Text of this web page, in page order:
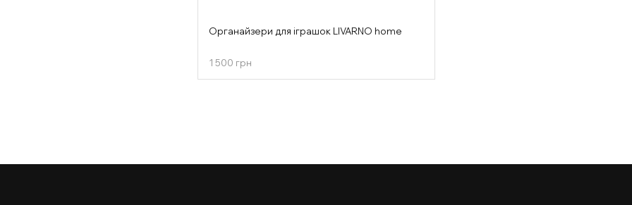
Органайзери для іграшок LIVARNO home
1 500 грн